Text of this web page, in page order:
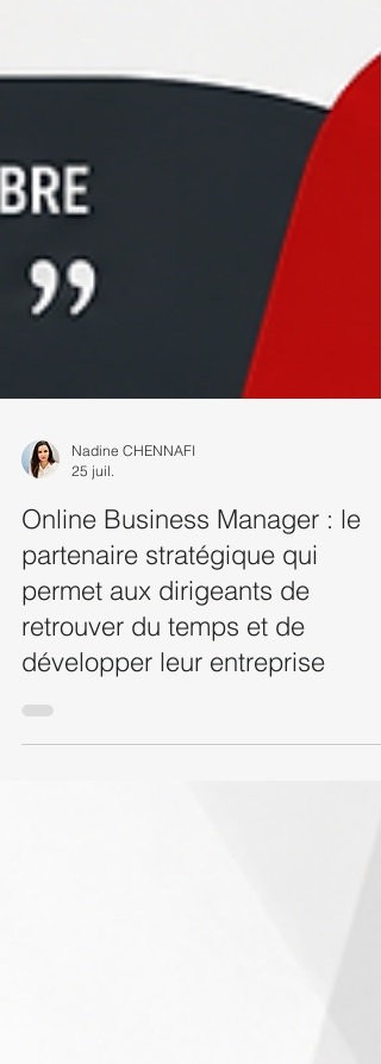
25 juil.
Online Business Manager : le
partenaire stratégique qui
permet aux dirigeants de
retrouver du temps et de
développer leur entreprise